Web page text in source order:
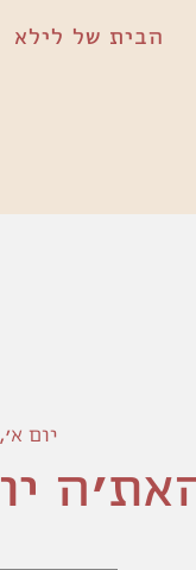
הבית של לילא
יום א׳, 19